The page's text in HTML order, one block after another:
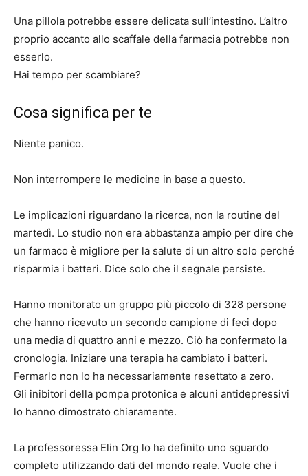
Una pillola potrebbe essere delicata sull’intestino. L’altro
proprio accanto allo scaffale della farmacia potrebbe non
esserlo.
Hai tempo per scambiare?
Cosa significa per te
Niente panico.
Non interrompere le medicine in base a questo.
Le implicazioni riguardano la ricerca, non la routine del
martedì. Lo studio non era abbastanza ampio per dire che
un farmaco è migliore per la salute di un altro solo perché
risparmia i batteri. Dice solo che il segnale persiste.
Hanno monitorato un gruppo più piccolo di 328 persone
che hanno ricevuto un secondo campione di feci dopo
una media di quattro anni e mezzo. Ciò ha confermato la
cronologia. Iniziare una terapia ha cambiato i batteri.
Fermarlo non lo ha necessariamente resettato a zero.
Gli inibitori della pompa protonica e alcuni antidepressivi
lo hanno dimostrato chiaramente.
La professoressa Elin Org lo ha definito uno sguardo
completo utilizzando dati del mondo reale. Vuole che i